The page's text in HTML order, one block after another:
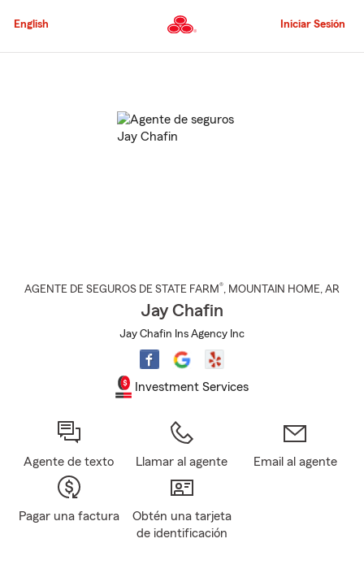
al
principal
English Iniciar Sesión
AGENTE DE SEGUROS DE STATE FARM®, MOUNTAIN HOME, AR
Jay Chafin
Jay Chafin Ins Agency Inc
Investment Services
Agente de texto Llamar al agente Email al agente
Pagar una factura
Obtén una tarjeta
de identificación